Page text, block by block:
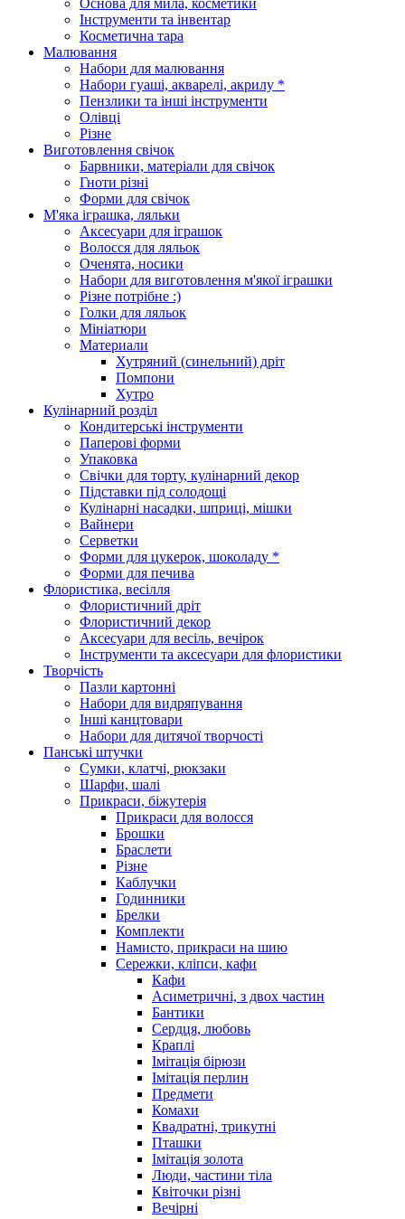
Інструменти та інвентар
Косметична тара
Малювання
Набори для малювання
Набори гуаші, акварелі, акрилу *
Пензлики та інші інструменти
Олівці
Різне
Виготовлення свічок
Барвники, матеріали для свічок
Гноти різні
Форми для свічок
М'яка іграшка, ляльки
Аксесуари для іграшок
Волосся для ляльок
Оченята, носики
Набори для виготовлення м'якої іграшки
Різне потрібне :)
Голки для ляльок
Мініатюри
Материали
Хутряний (синельний) дріт
Помпони
Хутро
Кулінарний розділ
Кондитерські інструменти
Паперові форми
Упаковка
Свічки для торту, кулінарний декор
Підставки під солодощі
Кулінарні насадки, шприці, мішки
Вайнери
Серветки
Форми для цукерок, шоколаду *
Форми для печива
Флористика, весілля
Флористичний дріт
Флористичний декор
Аксесуари для весіль, вечірок
Інструменти та аксесуари для флористики
Творчість
Пазли картонні
Набори для видряпування
Інші канцтовари
Набори для дитячої творчості
Панські штучки
Сумки, клатчі, рюкзаки
Шарфи, шалі
Прикраси, біжутерія
Прикраси для волосся
Брошки
Браслети
Різне
Каблучки
Годинники
Брелки
Комплекти
Намисто, прикраси на шию
Сережки, кліпси, кафи
Кафи
Асиметричні, з двох частин
Бантики
Сердця, любовь
Краплі
Імітація бірюзи
Імітація перлин
Предмети
Комахи
Квадратні, трикутні
Пташки
Імітація золота
Люди, частини тіла
Квіточки різні
Вечірні